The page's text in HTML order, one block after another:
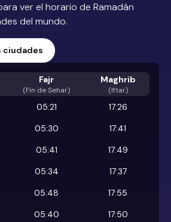
ver el horario de Ramadán
del mundo.
ciudades
Fajr
(Fin de Sehar)
Maghrib
(Iftar)
05:21
17:26
05:30
17:41
05:41
17:49
05:34
17:37
05:48
17:55
05:40
17:50